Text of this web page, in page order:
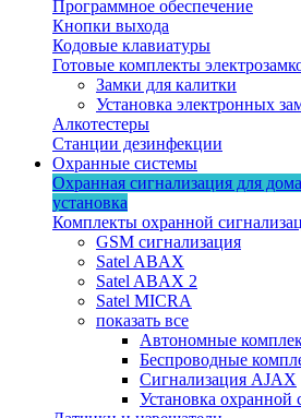
Программное обеспечение
Кнопки выхода
Кодовые клавиатуры
Готовые комплекты
Замки для калитки
Установка электронных
Алкотестеры
Станции дезинфекции
Охранные системы
Охранная сигнализация для дома
установка
Комплекты охранной
GSM сигнализация
Satel ABAX
Satel ABAX 2
Satel MICRA
показать все
Автономные
Беспроводные
Сигнализация AJAX
Установка охранной